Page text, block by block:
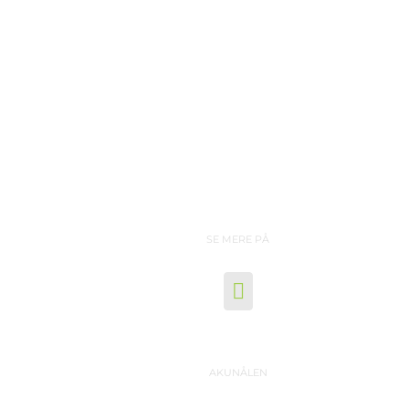
SE MERE PÅ
AKUNÅLEN